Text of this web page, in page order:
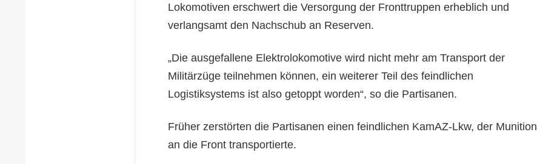
Lokomotiven erschwert die Versorgung der Fronttruppen erheblich und
verlangsamt den Nachschub an Reserven.
„Die ausgefallene Elektrolokomotive wird nicht mehr am Transport der
Militärzüge teilnehmen können, ein weiterer Teil des feindlichen
Logistiksystems ist also getoppt worden“, so die Partisanen.
Früher zerstörten die Partisanen einen feindlichen KamAZ-Lkw, der Munition
an die Front transportierte.